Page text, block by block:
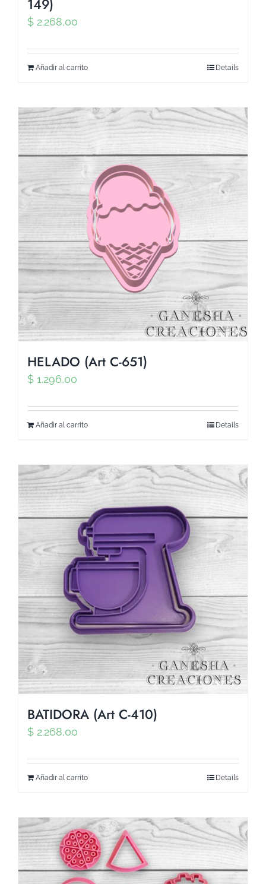
149)
$ 2.268,00
Añadir al carrito Details
HELADO (Art C-651)
$ 1.296,00
Añadir al carrito Details
BATIDORA (Art C-410)
$ 2.268,00
Añadir al carrito Details